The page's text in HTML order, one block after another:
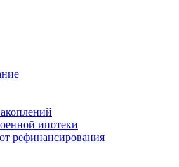
ипотеки
рефинансирования